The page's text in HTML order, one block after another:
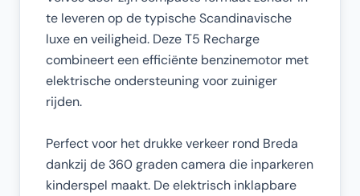
te leveren op de typische Scandinavische
luxe en veiligheid. Deze T5 Recharge
combineert een efficiënte benzinemotor met
elektrische ondersteuning voor zuiniger
rijden.
Perfect voor het drukke verkeer rond Breda
dankzij de 360 graden camera die inparkeren
kinderspel maakt. De elektrisch inklapbare